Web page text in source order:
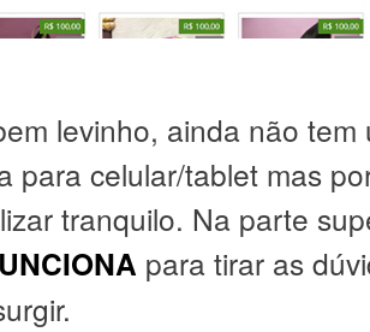
levinho, ainda não tem
para celular/tablet mas
tranquilo. Na parte
para tirar as